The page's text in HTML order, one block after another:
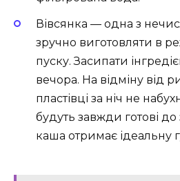
Вівсянка — одна з
зручно виготовляти в
пуску. Засипати
вечора. На відміну від
пластівці за ніч не
будуть завжди готові до
каша отримає ідеальну